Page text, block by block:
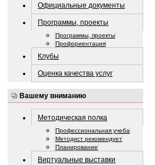
Официальные документы
Программы, проекты
Программы, проекты
Профориентация
Клубы
Оценка качества услуг
Вашему вниманию
Методическая полка
Профессиональная учеба
Методист рекомендует
Планирование
Виртуальные выставки